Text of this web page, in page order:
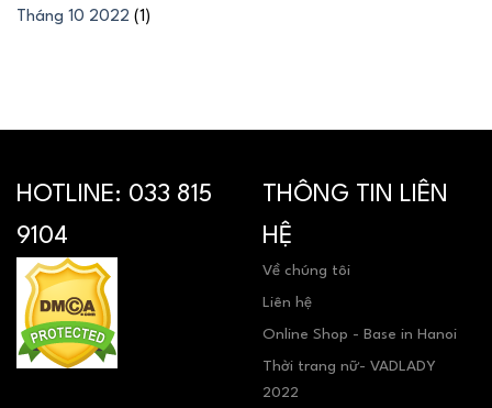
Tháng 10 2022 (1)
HOTLINE: 033 815
9104
THÔNG TIN LIÊN
HỆ
Về chúng tôi
Liên hệ
Online Shop - Base in Hanoi
Thời trang nữ- VADLADY
2022